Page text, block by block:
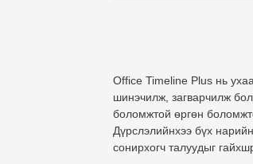
Office Timeline Plus нь
шинэчилж, загварчилж
боломжтой өргөн
Дүрслэлийнхээ бүх
сонирхогч талуудыг